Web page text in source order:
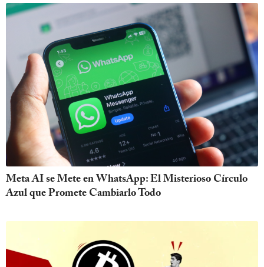
Meta AI se Mete en WhatsApp: El Misterioso Círculo
Azul que Promete Cambiarlo Todo